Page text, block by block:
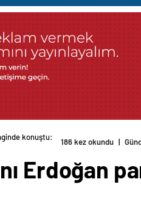
konuştu:
186 kez okundu |
Erdoğan